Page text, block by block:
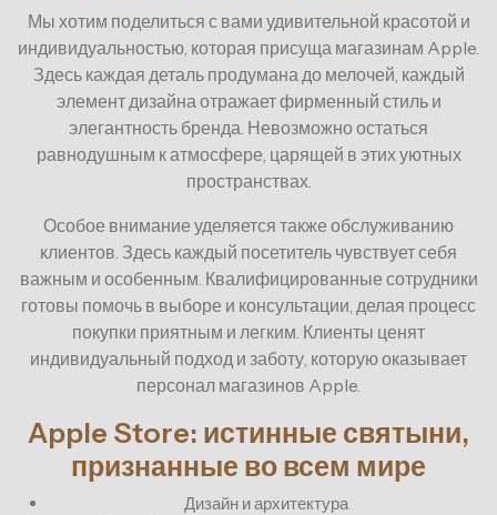
Мы хотим поделиться с вами удивительной красотой и
индивидуальностью, которая присуща магазинам Apple.
Здесь каждая деталь продумана до мелочей, каждый
элемент дизайна отражает фирменный стиль и
элегантность бренда. Невозможно остаться
равнодушным к атмосфере, царящей в этих уютных
пространствах.
Особое внимание уделяется также обслуживанию
клиентов. Здесь каждый посетитель чувствует себя
важным и особенным. Квалифицированные сотрудники
готовы помочь в выборе и консультации, делая процесс
покупки приятным и легким. Клиенты ценят
индивидуальный подход и заботу, которую оказывает
персонал магазинов Apple.
Apple Store: истинные святыни,
признанные во всем мире
Дизайн и архитектура